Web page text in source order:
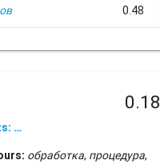
0.48
0.18
…
обработка, процедура,